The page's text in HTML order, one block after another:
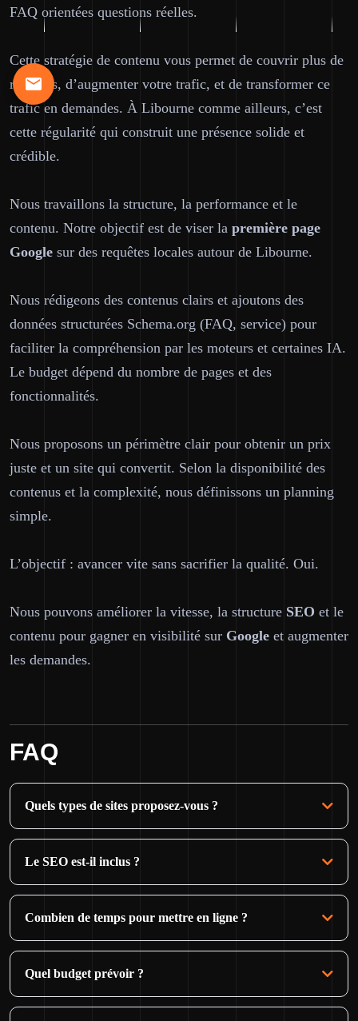
FAQ orientées questions réelles.
Cette stratégie de contenu vous permet de couvrir plus de
requêtes, d’augmenter votre trafic, et de transformer ce
trafic en demandes. À Libourne comme ailleurs, c’est
cette régularité qui construit une présence solide et
crédible.
Nous travaillons la structure, la performance et le
contenu. Notre objectif est de viser la première page
Google sur des requêtes locales autour de Libourne.
Nous rédigeons des contenus clairs et ajoutons des
données structurées Schema.org (FAQ, service) pour
faciliter la compréhension par les moteurs et certaines IA.
Le budget dépend du nombre de pages et des
fonctionnalités.
Nous proposons un périmètre clair pour obtenir un prix
juste et un site qui convertit. Selon la disponibilité des
contenus et la complexité, nous définissons un planning
simple.
L’objectif : avancer vite sans sacrifier la qualité. Oui.
Nous pouvons améliorer la vitesse, la structure SEO et le
contenu pour gagner en visibilité sur Google et augmenter
les demandes.
FAQ
Quels types de sites proposez-vous ?
Le SEO est-il inclus ?
Combien de temps pour mettre en ligne ?
Quel budget prévoir ?